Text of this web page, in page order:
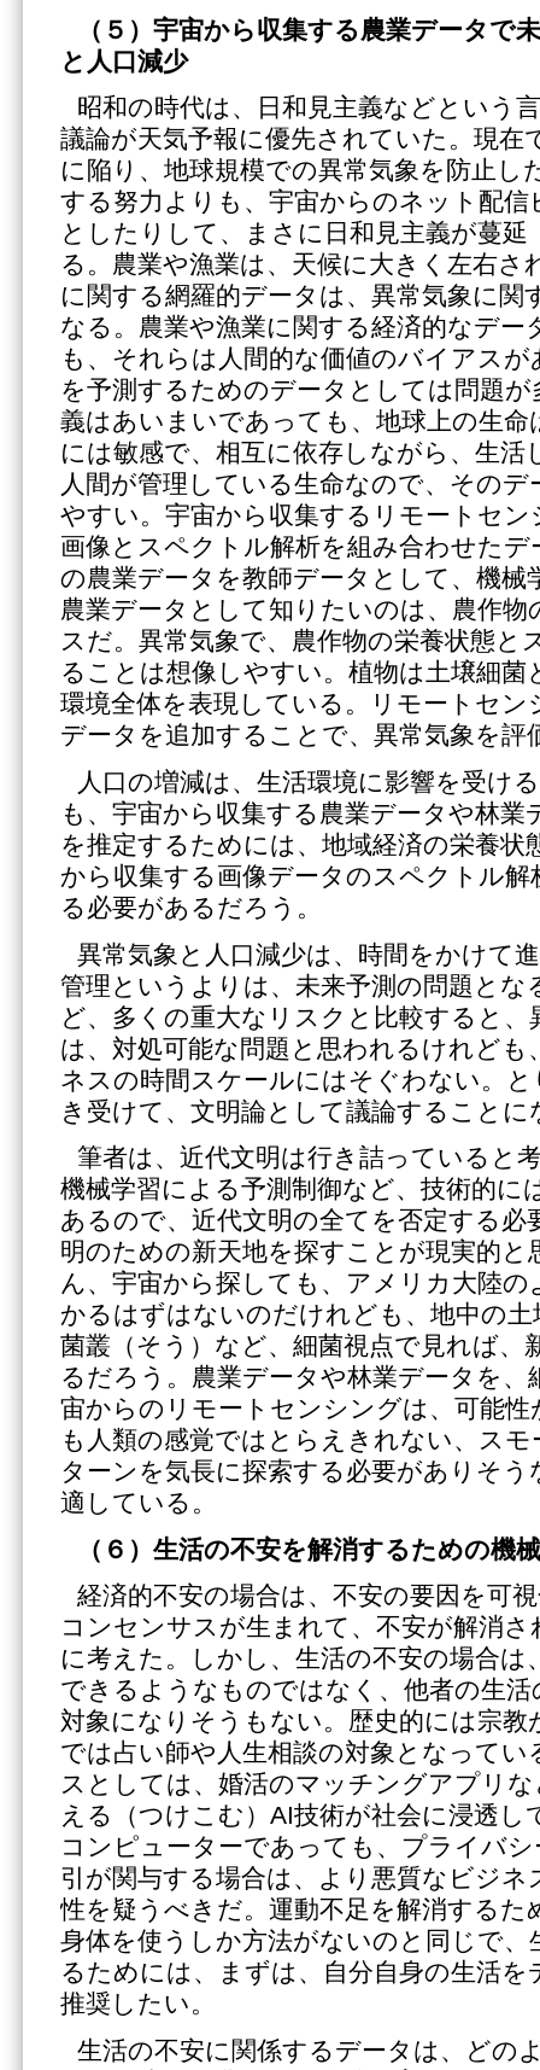
（５）宇宙から収集する農業データで
と人口減少
昭和の時代は、日和見主義などという
議論が天気予報に優先されていた。現在
に陥り、地球規模での異常気象を防止し
する努力よりも、宇宙からのネット配
としたりして、まさに日和見主義が蔓
る。農業や漁業は、天候に大きく左右さ
に関する網羅的データは、異常気象に関
なる。農業や漁業に関する経済的なデー
も、それらは人間的な価値のバイアス
を予測するためのデータとしては問題が
義はあいまいであっても、地球上の生命
には敏感で、相互に依存しながら、生活
人間が管理している生命なので、そのデ
やすい。宇宙から収集するリモートセ
画像とスペクトル解析を組み合わせたデ
の農業データを教師データとして、機械
農業データとして知りたいのは、農作物
スだ。異常気象で、農作物の栄養状態と
ることは想像しやすい。植物は土壌細菌
環境全体を表現している。リモートセン
データを追加することで、異常気象を評
人口の増減は、生活環境に影響を受け
も、宇宙から収集する農業データや林業
を推定するためには、地域経済の栄養状
から収集する画像データのスペクトル
る必要があるだろう。
異常気象と人口減少は、時間をかけて
管理というよりは、未来予測の問題とな
ど、多くの重大なリスクと比較すると、
は、対処可能な問題と思われるけれども
ネスの時間スケールにはそぐわない。
き受けて、文明論として議論することに
筆者は、近代文明は行き詰っていると
機械学習による予測制御など、技術的に
あるので、近代文明の全てを否定する必
明のための新天地を探すことが現実的と
ん、宇宙から探しても、アメリカ大陸の
かるはずはないのだけれども、地中の土
菌叢（そう）など、細菌視点で見れば、
るだろう。農業データや林業データを、
宙からのリモートセンシングは、可能
も人類の感覚ではとらえきれない、ス
ターンを気長に探索する必要がありそう
適している。
（６）生活の不安を解消するための機
経済的不安の場合は、不安の要因を可
コンセンサスが生まれて、不安が解消
に考えた。しかし、生活の不安の場合は
できるようなものではなく、他者の生
対象になりそうもない。歴史的には宗教
では占い師や人生相談の対象となって
スとしては、婚活のマッチングアプリ
える（つけこむ）AI技術が社会に浸透し
コンピューターであっても、プライバ
引が関与する場合は、より悪質なビジ
性を疑うべきだ。運動不足を解消するた
身体を使うしか方法がないのと同じで、
るためには、まずは、自分自身の生活
推奨したい。
生活の不安に関係するデータは、どの